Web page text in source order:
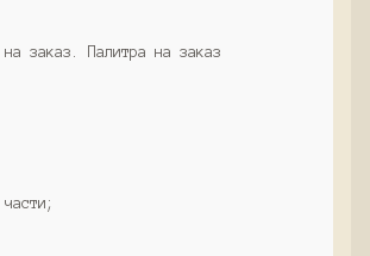
на заказ. Палитра на заказ